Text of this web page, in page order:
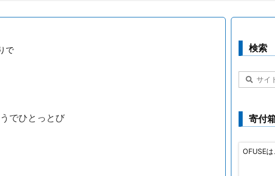
で
でひとっとび
検索
寄付
OFUSE